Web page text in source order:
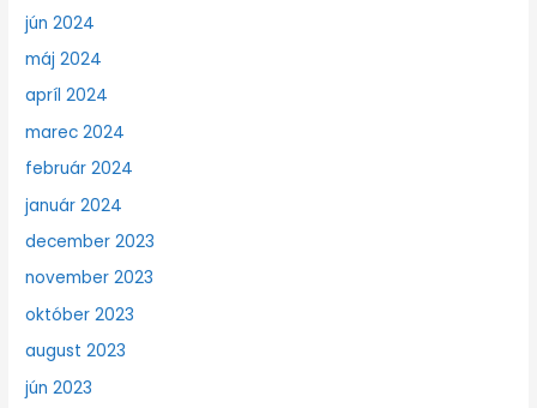
jún 2024
máj 2024
apríl 2024
marec 2024
február 2024
január 2024
december 2023
november 2023
október 2023
august 2023
jún 2023